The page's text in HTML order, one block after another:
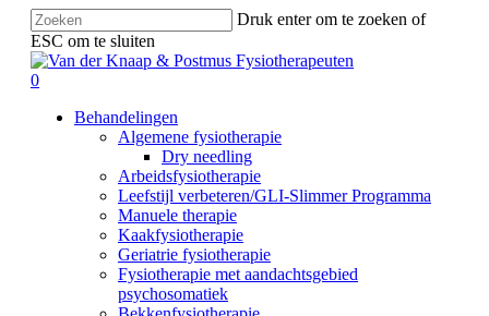
Skip
main
content
Druk enter om te zoeken of
ESC om te sluiten
Close
Search
search
0
Behandelingen
Algemene fysiotherapie
Dry needling
Arbeidsfysiotherapie
Leefstijl verbeteren/GLI-Slimmer Programma
Manuele therapie
Kaakfysiotherapie
Geriatrie fysiotherapie
Fysiotherapie met aandachtsgebied
psychosomatiek